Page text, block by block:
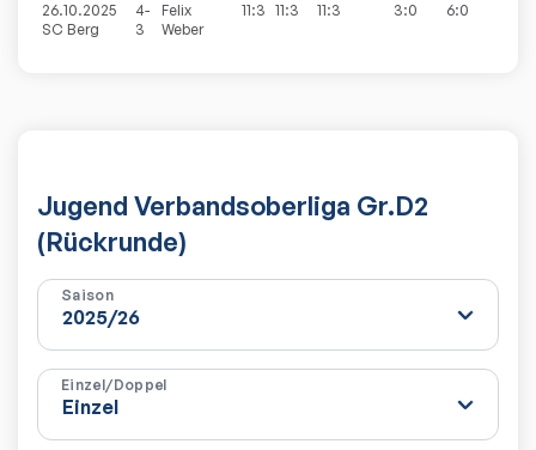
26.10.2025
SC Berg
4-
3
Felix
Weber
11:3 11:3 11:3 3:0 6:0
Jugend Verbandsoberliga Gr.D2
(Rückrunde)
Saison
Einzel/Doppel